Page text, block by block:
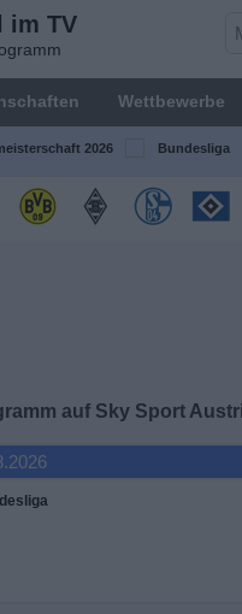
im TV
Wettbewerbe
2026 Bundesliga
auf Sky Sport